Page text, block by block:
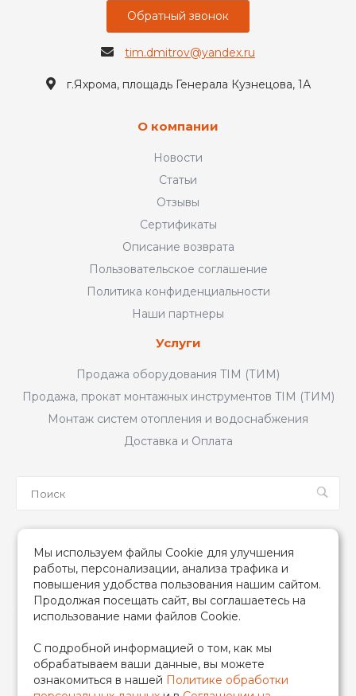
Обратный звонок
tim.dmitrov@yandex.ru
г.Яхрома, площадь Генерала Кузнецова, 1А
О компании
Новости
Статьи
Отзывы
Сертификаты
Описание возврата
Пользовательское соглашение
Политика конфиденциальности
Наши партнеры
Услуги
Продажа оборудования TIM (ТИМ)
Продажа, прокат монтажных инструментов TIM (ТИМ)
Монтаж систем отопления и водоснабжения
Доставка и Оплата
2026 © TIM (ТИМ) Инженерная сантехника, Все права
защищены
ИП Гончаренко Надежда Николаевна
500708528433/319500700011740
Мы используем файлы Cookie для улучшения
работы, персонализации, анализа трафика и
повышения удобства пользования нашим сайтом.
Продолжая посещать сайт, вы соглашаетесь на
использование нами файлов Cookie.
С подробной информацией о том, как мы
обрабатываем ваши данные, вы можете
ознакомиться в нашей Политике обработки